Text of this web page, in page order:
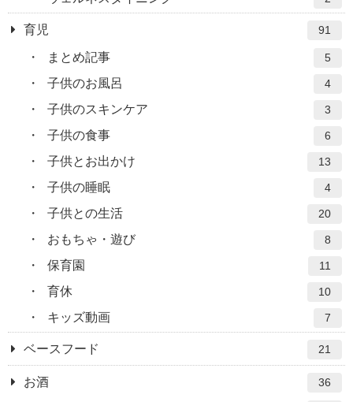
育児 91
まとめ記事 5
子供のお風呂 4
子供のスキンケア 3
子供の食事 6
子供とお出かけ 13
子供の睡眠 4
子供との生活 20
おもちゃ・遊び 8
保育園 11
育休 10
キッズ動画 7
ベースフード 21
お酒 36